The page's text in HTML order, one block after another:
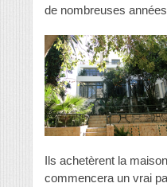
de nombreuses
Ils achetèrent la
commencera un vrai